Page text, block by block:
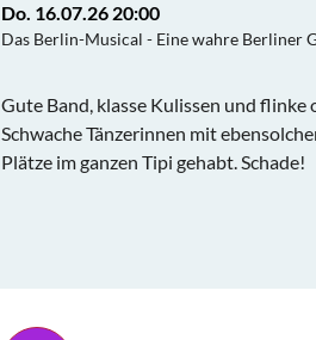
Do. 16.07.26 20:00
Das Berlin-Musical - Eine wahre Berliner
Gute Band, klasse Kulissen und flinke
Schwache Tänzerinnen mit
Plätze im ganzen Tipi gehabt. Schade!